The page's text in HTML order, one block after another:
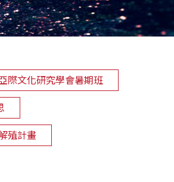
際文化研究學會暑期班
殖計畫